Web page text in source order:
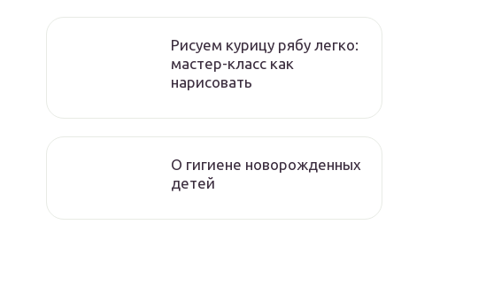
Рисуем курицу рябу легко:
мастер-класс как
нарисовать
О гигиене новорожденных
детей